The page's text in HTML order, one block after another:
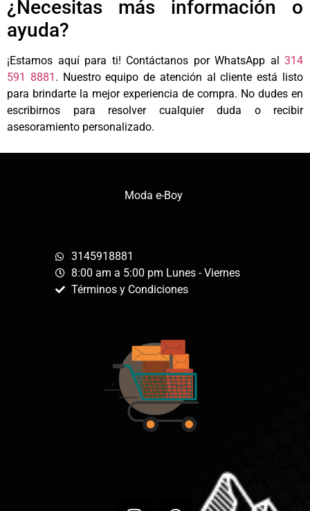
¿Necesitas más información o
ayuda?
¡Estamos aquí para ti! Contáctanos por WhatsApp al 314
591 8881 . Nuestro equipo de atención al cliente está listo
para brindarte la mejor experiencia de compra. No dudes en
escribirnos para resolver cualquier duda o recibir
asesoramiento personalizado.
Moda e-Boy
3145918881
8:00 am a 5:00 pm Lunes - Viernes
Términos y Condiciones